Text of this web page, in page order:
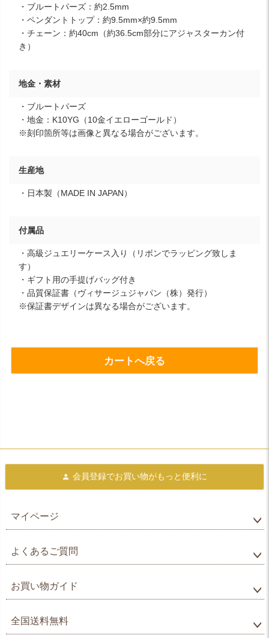
・ブルートパーズ：約2.5mm
・ペンダントトップ：約9.5mm×約9.5mm
・チェーン：約40cm（約36.5cm部分にアジャスターカン付
き）
地金・素材
・ブルートパーズ
・地金：K10YG（10金イエローゴールド）
※刻印箇所等は画像と異なる場合がございます。
生産地
・日本製（MADE IN JAPAN）
付属品
・高級ジュエリーケース入り（リボンでラッピング致しま
す）
・ギフト用の手提げバッグ付き
・品質保証書（ヴィサージュジャパン（株）発行）
※保証書デザインは異なる場合がございます。
カートへ戻る
会員登録でお買い物がもっと便利に
マイページ
よくあるご質問
お買い物ガイド
全国送料無料